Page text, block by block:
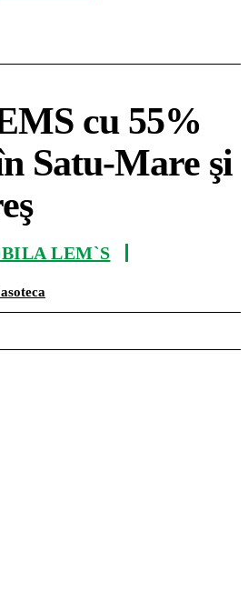
cu 55%
Satu-Mare şi
LEM`S